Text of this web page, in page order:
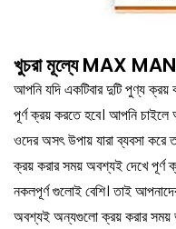
খুচরা মূল্যে MAX
আপনি যদি একটিবার দুটি পুণ্য
পূর্ণ ক্রয় করতে হবে। আপনি চাইলে
ওদের অসৎ উপায় যারা ব্যবসা করে
ক্রয় করার সময় অবশ্যই দেখে পূর্ণ
নকলপূর্ণ গুলোই বেশি। তাই
অবশ্যই অন্যগুলো ক্রয় করার সময়